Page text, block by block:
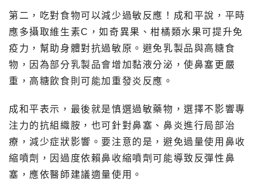
第二，吃對食物可以減少過敏反應！成和平說，平時
應多攝取維生素C，如奇異果、柑橘類水果可提升免
疫力，幫助身體對抗過敏原。避免乳製品與高糖食
物，因為部分乳製品會增加黏液分泌，使鼻塞更嚴
重，高糖飲食則可能加重發炎反應。
成和平表示，最後就是慎選過敏藥物，選擇不影響專
注力的抗組織胺，也可針對鼻塞、鼻炎進行局部治
療，減少症狀影響。要注意的是，避免過量使用鼻收
縮噴劑，因過度依賴鼻收縮噴劑可能導致反彈性鼻
塞，應依醫師建議適量使用。